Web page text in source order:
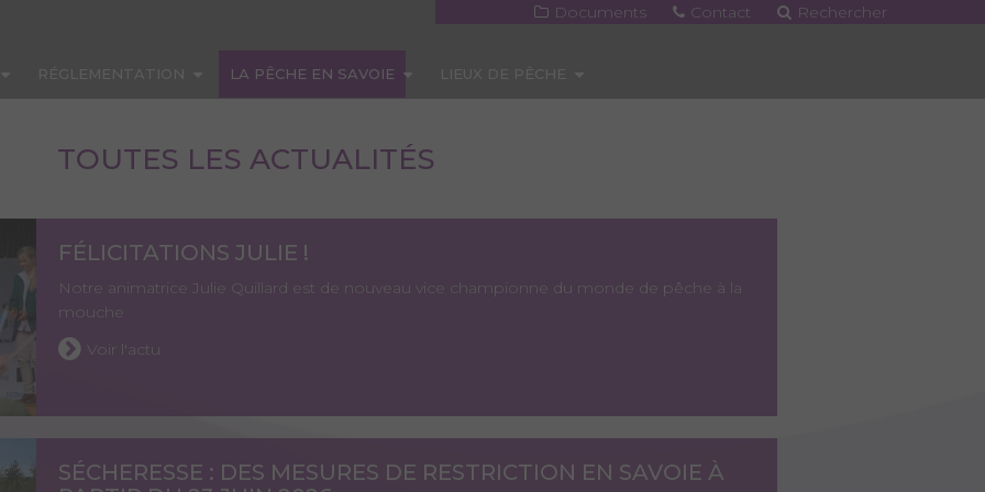
Documents Contact Rechercher
LA PÊCHE EN SAVOIE
TOUTES LES ACTUALITÉS
FÉLICITATIONS JULIE !
Notre animatrice Julie Quillard est de nouveau vice championne du monde de pêche à la
mouche
Voir l'actu
SÉCHERESSE : DES MESURES DE RESTRICTION EN SAVOIE À